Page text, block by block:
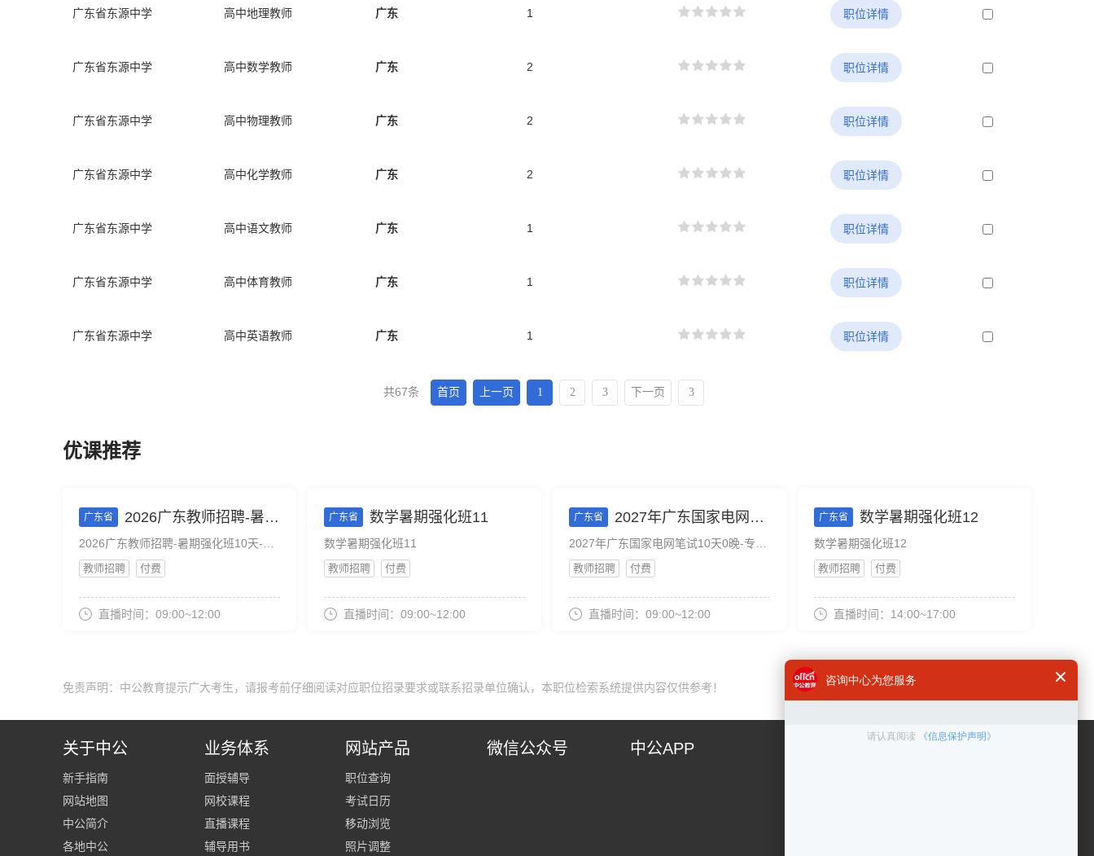
广东省东源中学 高中地理教师 广东 1 职位详情
广东省东源中学 高中数学教师 广东 2 职位详情
广东省东源中学 高中物理教师 广东 2 职位详情
广东省东源中学 高中化学教师 广东 2 职位详情
广东省东源中学 高中语文教师 广东 1 职位详情
广东省东源中学 高中体育教师 广东 1 职位详情
广东省东源中学 高中英语教师 广东 1 职位详情
共67条 首页 上一页 1 2 3 下一页 3
优课推荐
广东省 2026广东教师招聘-暑期强化班10天-英语-8月9日上午
教师招聘 付费
直播时间：09:00~12:00
广东省 数学暑期强化班11
数学暑期强化班11
教师招聘 付费
直播时间：09:00~12:00
广东省 2027年广东国家电网笔试10天0晚-专业知识提升班-8月9上午
教师招聘 付费
直播时间：09:00~12:00
广东省 数学暑期强化班12
数学暑期强化班12
教师招聘 付费
直播时间：14:00~17:00
免责声明：中公教育提示广大考生，请报考前仔细阅读对应职位招录要求或联系招录单位确认，本职位检索系统提供内容仅供参考！
关于中公
新手指南
网站地图
中公简介
各地中公
业务体系
面授辅导
网校课程
直播课程
辅导用书
网站产品
职位查询
考试日历
移动浏览
照片调整
微信公众号 中公APP